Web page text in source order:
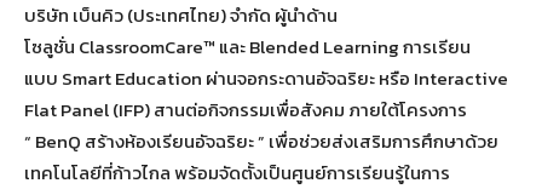
บริษัท เบ็นคิว (ประเทศไทย) จำกัด ผู้นำด้าน
โซลูชั่น ClassroomCare™ และ Blended Learning การเรียน
แบบ Smart Education ผ่านจอกระดานอัจฉริยะ หรือ Interactive
Flat Panel (IFP) สานต่อกิจกรรมเพื่อสังคม ภายใต้โครงการ
“ BenQ สร้างห้องเรียนอัจฉริยะ ” เพื่อช่วยส่งเสริมการศึกษาด้วย
เทคโนโลยีที่ก้าวไกล พร้อมจัดตั้งเป็นศูนย์การเรียนรู้ในการ